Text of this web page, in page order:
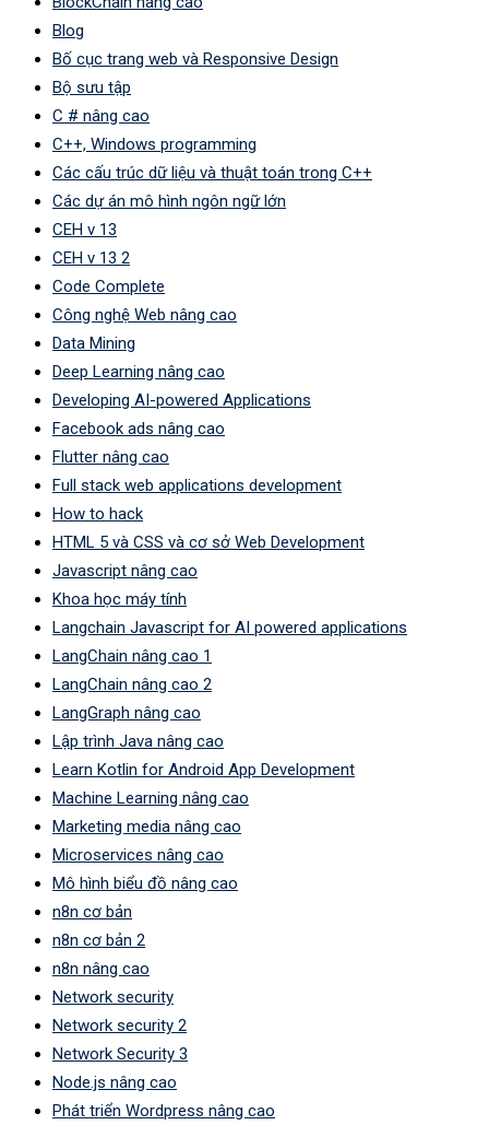
Blog
Bố cục trang web và Responsive Design
Bộ sưu tập
C # nâng cao
C++, Windows programming
Các cấu trúc dữ liệu và thuật toán trong C++
Các dự án mô hình ngôn ngữ lớn
CEH v 13
CEH v 13 2
Code Complete
Công nghệ Web nâng cao
Data Mining
Deep Learning nâng cao
Developing AI-powered Applications
Facebook ads nâng cao
Flutter nâng cao
Full stack web applications development
How to hack
HTML 5 và CSS và cơ sở Web Development
Javascript nâng cao
Khoa học máy tính
Langchain Javascript for AI powered applications
LangChain nâng cao 1
LangChain nâng cao 2
LangGraph nâng cao
Lập trình Java nâng cao
Learn Kotlin for Android App Development
Machine Learning nâng cao
Marketing media nâng cao
Microservices nâng cao
Mô hình biểu đồ nâng cao
n8n cơ bản
n8n cơ bản 2
n8n nâng cao
Network security
Network security 2
Network Security 3
Node.js nâng cao
Phát triển Wordpress nâng cao